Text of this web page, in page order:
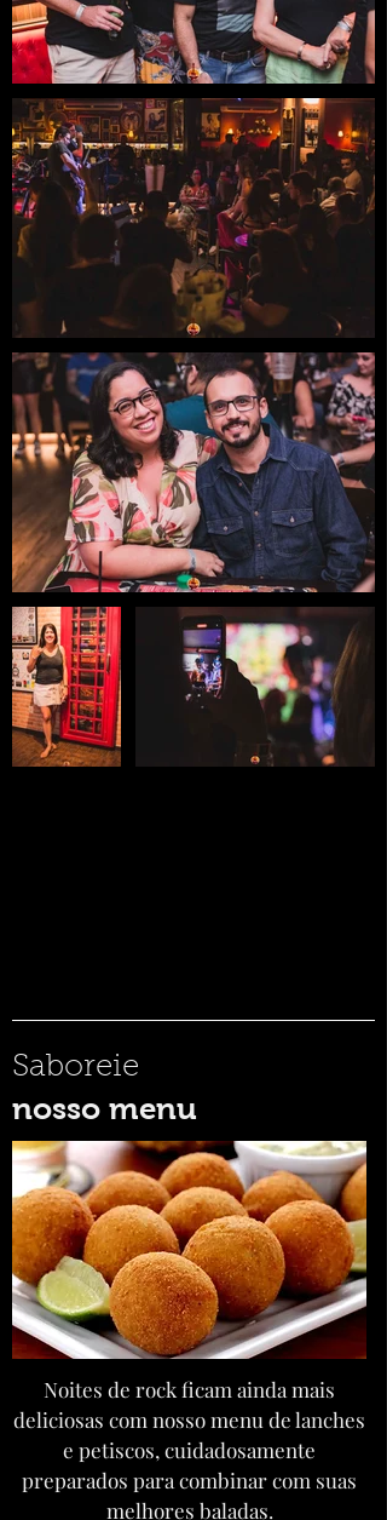
Saboreie
nosso menu
Noites de rock ficam ainda mais
deliciosas com nosso menu de lanches
e petiscos, cuidadosamente
preparados para combinar com suas
melhores baladas.